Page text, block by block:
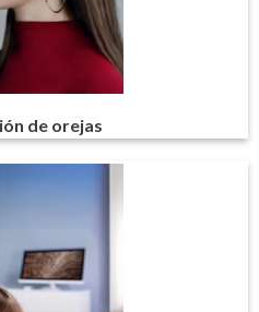
de orejas